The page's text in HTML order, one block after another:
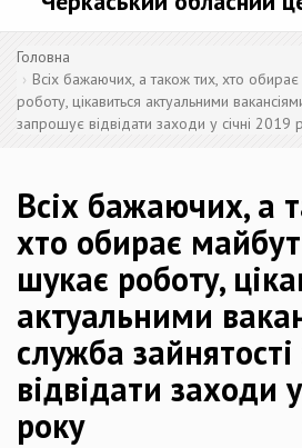
Головна
Всіх бажаючих, а також тих, хто
роботу, цікавиться актуальними
запрошує відвідати заходи у січні 2019
Всіх бажаючих, а
хто обирає
шукає роботу,
актуальними
служба
відвідати заходи
року